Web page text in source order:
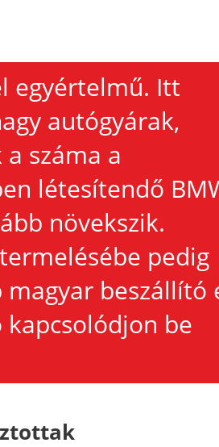
egyértelmű. Itt
autógyárak,
száma a
létesítendő
növekszik.
pedig
beszállító
be